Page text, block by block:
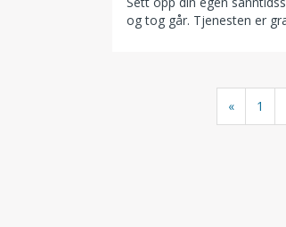
og tog går. Tjenesten er
« 1